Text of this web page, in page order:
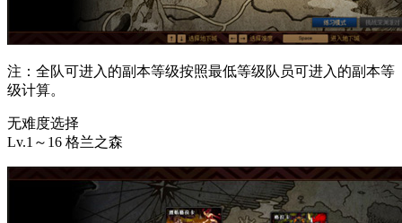
注：全队可进入的副本等级按照最低等级队员可进入的副本等
级计算。
无难度选择
Lv.1～16 格兰之森